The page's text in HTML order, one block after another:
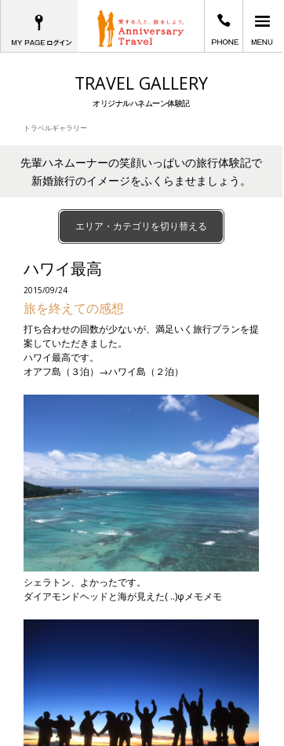
愛する人と、旅をし
TRAVEL GALLERY
オリジナルハネムーン体験記
トラベルギャラリー
先輩ハネムーナーの笑顔いっぱいの旅行体験記で
新婚旅行のイメージをふくらませましょう。
エリア・カテゴリを切り替える
ハワイ最高
2015/09/24
旅を終えての感想
打ち合わせの回数が少ないが、満足いく旅行プランを提
案していただきました。
ハワイ最高です。
オアフ島（３泊）→ハワイ島（２泊）
シェラトン、よかったです。
ダイアモンドヘッドと海が見えた( ..)φメモメモ